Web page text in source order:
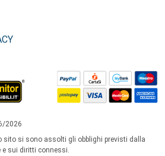
2026
sito si sono assolti gli obblighi previsti dalla
sui diritti connessi.